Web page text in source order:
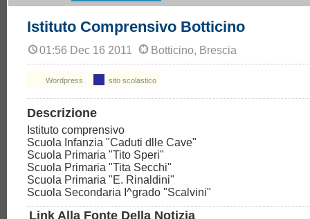
Istituto Comprensivo Botticino
01:56 Dec 16 2011 Botticino, Brescia
Wordpress sito scolastico
Descrizione
Istituto comprensivo
Scuola Infanzia "Caduti dlle Cave"
Scuola Primaria "Tito Speri"
Scuola Primaria "Tita Secchi"
Scuola Primaria "E. Rinaldini"
Scuola Secondaria I^grado "Scalvini"
Link Alla Fonte Della Notizia